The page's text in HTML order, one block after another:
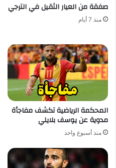
صفقة من العيار الثقيل في الترجي
منذ 7 أيام
المحكمة الرياضية تكشف مفاجأة
مدوية عن يوسف بلايلي
منذ أسبوع واحد